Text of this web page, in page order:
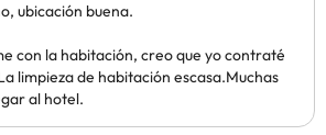
ubicación buena.
con la habitación, creo que yo contraté
limpieza de habitación escasa.Muchas
al hotel.